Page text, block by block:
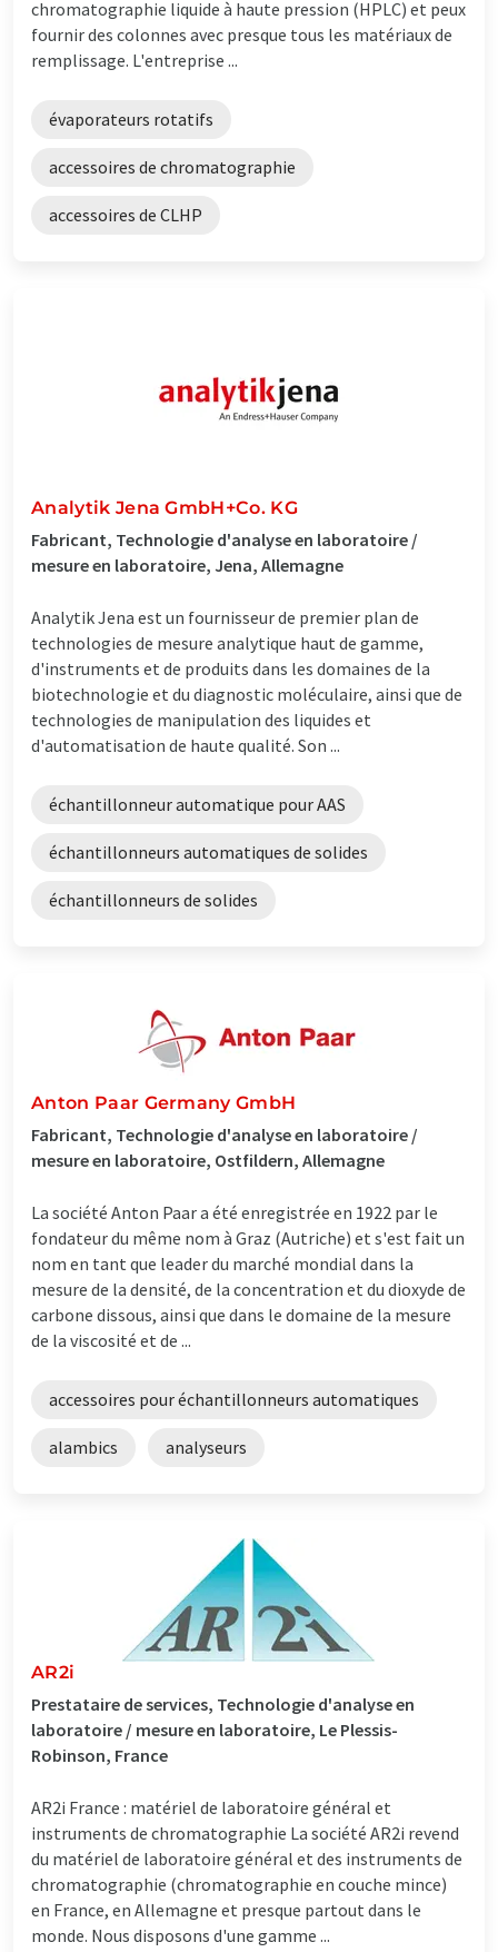
chromatographie liquide à haute pression (HPLC) et peux
fournir des colonnes avec presque tous les matériaux de
remplissage. L'entreprise ...
évaporateurs rotatifs
accessoires de chromatographie
accessoires de CLHP
Analytik Jena GmbH+Co. KG
Fabricant, Technologie d'analyse en laboratoire /
mesure en laboratoire, Jena, Allemagne
Analytik Jena est un fournisseur de premier plan de
technologies de mesure analytique haut de gamme,
d'instruments et de produits dans les domaines de la
biotechnologie et du diagnostic moléculaire, ainsi que de
technologies de manipulation des liquides et
d'automatisation de haute qualité. Son ...
échantillonneur automatique pour AAS
échantillonneurs automatiques de solides
échantillonneurs de solides
Anton Paar Germany GmbH
Fabricant, Technologie d'analyse en laboratoire /
mesure en laboratoire, Ostfildern, Allemagne
La société Anton Paar a été enregistrée en 1922 par le
fondateur du même nom à Graz (Autriche) et s'est fait un
nom en tant que leader du marché mondial dans la
mesure de la densité, de la concentration et du dioxyde de
carbone dissous, ainsi que dans le domaine de la mesure
de la viscosité et de ...
accessoires pour échantillonneurs automatiques
alambics analyseurs
AR2i
Prestataire de services, Technologie d'analyse en
laboratoire / mesure en laboratoire, Le Plessis-
Robinson, France
AR2i France : matériel de laboratoire général et
instruments de chromatographie La société AR2i revend
du matériel de laboratoire général et des instruments de
chromatographie (chromatographie en couche mince)
en France, en Allemagne et presque partout dans le
monde. Nous disposons d'une gamme ...